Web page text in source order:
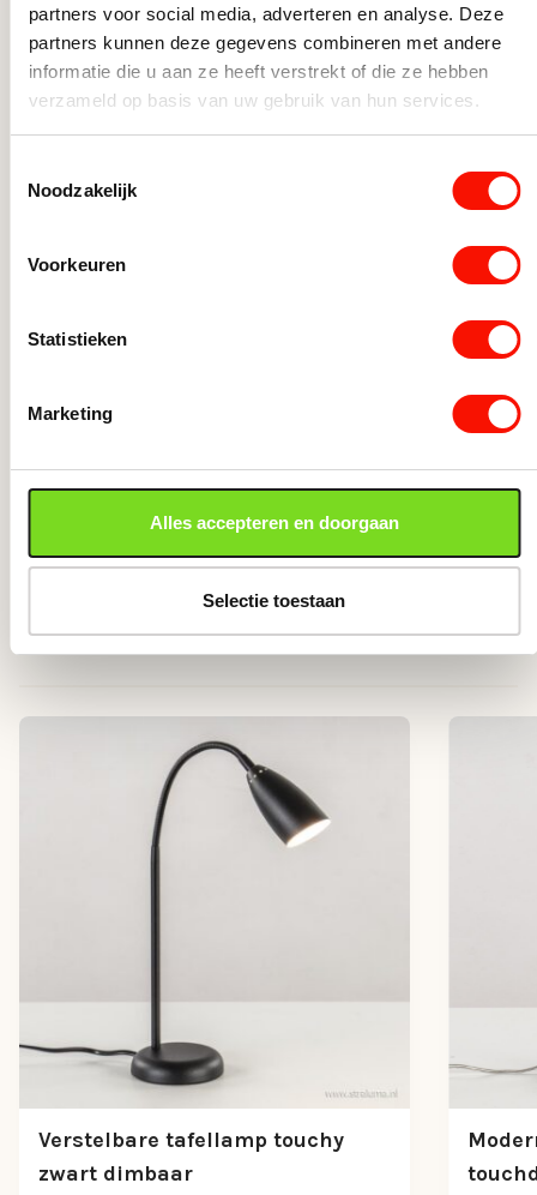
partners voor social media, adverteren en analyse. Deze
partners kunnen deze gegevens combineren met andere
informatie die u aan ze heeft verstrekt of die ze hebben
verzameld op basis van uw gebruik van hun services.
Noodzakelijk
Voorkeuren
Statistieken
Marketing
Alles accepteren en doorgaan
Selectie toestaan
149,-
Anderen bekeken ook
Verstelbare tafellamp touchy
zwart dimbaar